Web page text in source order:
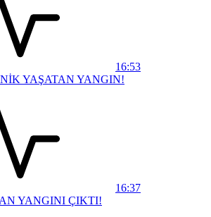
16:53
YAŞATAN YANGIN!
16:37
YANGINI ÇIKTI!